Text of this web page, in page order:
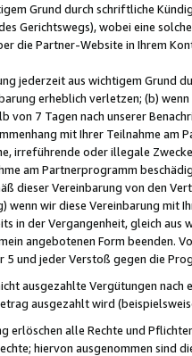
Grund durch schriftliche
Gerichtswegs), wobei eine
die Partner-Website in Ihrem
jederzeit aus wichtigem Grund
erheblich verletzen; (b)
von 7 Tagen nach unserer
mit Ihrer Teilnahme am
irreführende oder illegale
am Partnerprogramm
dieser Vereinbarung von den
wir diese Vereinbarung mit
in der Vergangenheit, gleich
angebotenen Form beenden.
5 und jeder Verstoß gegen die
ausgezahlte Vergütungen
ausgezahlt wird
erlöschen alle Rechte und
hiervon ausgenommen sind